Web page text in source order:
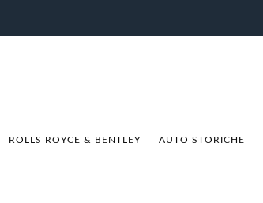
ROLLS ROYCE & BENTLEY AUTO STORICHE